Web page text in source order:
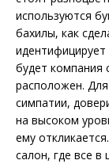
используются
бахилы, как
будет компания
расположен.
симпатии,
на высоком
ему
салон, где все